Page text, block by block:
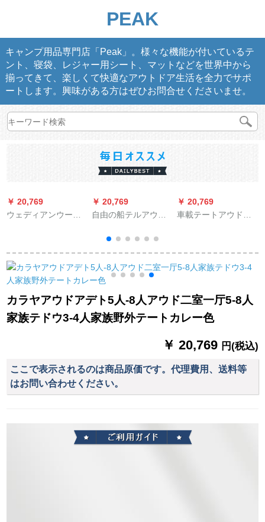
PEAK
キャンプ用品専門店「Peak」。様々な機能が付いているテ
ント、寝袋、レジャー用シート、マットなどを世界中から
揃ってきて、楽しくて快適なアウトドア生活を全力でサポ
ートします。興味がある方はぜひお問合せくださいませ。
￥ 20,769
ウェディアンウード
します。日覆いビー
チ日焼け防止防水天
井ライフル緑相白
￥ 20,769
自由の船テルアウド
動テート多人ダンベ
ル二階キャンプテセ
ット3-4人キャンプセ
ット
￥ 20,769
車載テートアウドア
長型（ミニカーディ
ガン）カスタム大花
カラヤアウドアデト5人-8人アウド二室一厅5-8人
家族テドウ3-4人家族野外テートカレー色
￥ 20,769 円(税込)
ここで表示されるのは商品原価です。代理費用、送料等
はお問い合わせください。